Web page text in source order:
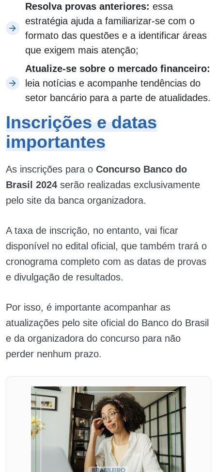
Resolva provas anteriores: essa
estratégia ajuda a familiarizar-se com o
formato das questões e a identificar áreas
que exigem mais atenção;
Atualize-se sobre o mercado financeiro:
leia notícias e acompanhe tendências do
setor bancário para a parte de atualidades.
Inscrições e datas
importantes
As inscrições para o Concurso Banco do
Brasil 2024 serão realizadas exclusivamente
pelo site da banca organizadora.
A taxa de inscrição, no entanto, vai ficar
disponível no edital oficial, que também trará o
cronograma completo com as datas de provas
e divulgação de resultados.
Por isso, é importante acompanhar as
atualizações pelo site oficial do Banco do Brasil
e da organizadora do concurso para não
perder nenhum prazo.